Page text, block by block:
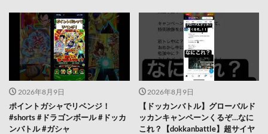
2026年8月9日
ポイントガシャでリベンジ！
#shorts #ドラゴンボール #ドッカ
ンバトル #ガシャ
2026年8月9日
【ドッカンバトル】グローバルド
ッカンキャンペーンくるぞ…なに
これ？【dokkanbattle】超サイヤ